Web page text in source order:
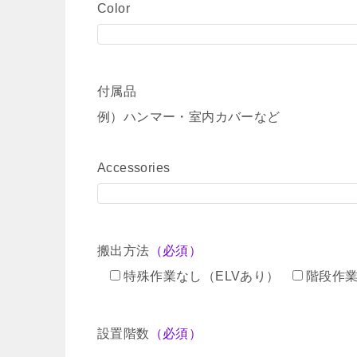
Color
付属品
例）ハンマー・室内カバーなど
Accessories
搬出方法 （必須）
特殊作業なし（ELVあり）
階段作
設置階数 （必須）